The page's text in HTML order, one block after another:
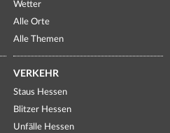
Wetter
Alle Orte
Alle Themen
VERKEHR
Staus Hessen
Blitzer Hessen
Unfälle Hessen